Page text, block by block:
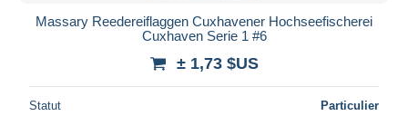
Massary Reedereiflaggen Cuxhavener Hochseefischerei
Cuxhaven Serie 1 #6
± 1,73 $US
Statut Particulier